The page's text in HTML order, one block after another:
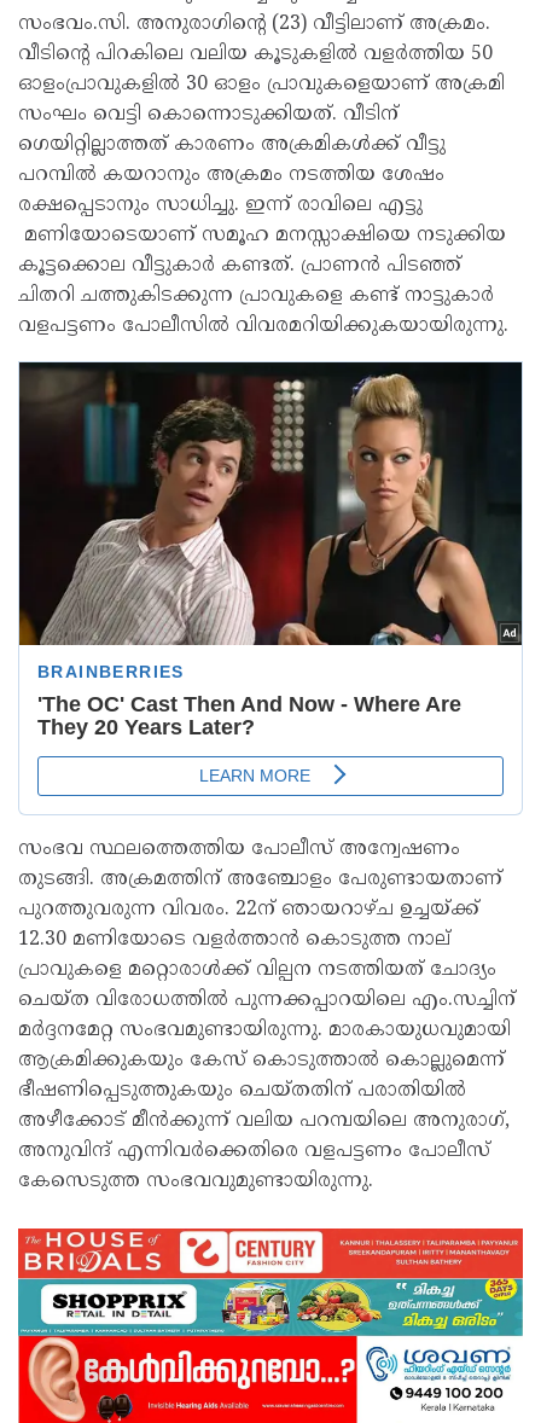
സംഭവം.സി. അനുരാഗിൻ്റെ (23) വീട്ടിലാണ് അക്രമം.
വീടിൻ്റെ പിറകിലെ വലിയ കൂടുകളിൽ വളർത്തിയ 50
ഓളംപ്രാവുകളിൽ 30 ഓളം പ്രാവുകളെയാണ് അക്രമി
സംഘം വെട്ടി കൊന്നൊടുക്കിയത്. വീടിന്
ഗെയിറ്റില്ലാത്തത് കാരണം അക്രമികൾക്ക് വീട്ടു
പറമ്പിൽ കയറാനും അക്രമം നടത്തിയ ശേഷം
രക്ഷപ്പെടാനും സാധിച്ചു. ഇന്ന് രാവിലെ എട്ടു
മണിയോടെയാണ് സമൂഹ മനസ്സാക്ഷിയെ നടുക്കിയ
കൂട്ടക്കൊല വീട്ടുകാർ കണ്ടത്. പ്രാണൻ പിടഞ്ഞ്
ചിതറി ചത്തുകിടക്കുന്ന പ്രാവുകളെ കണ്ട് നാട്ടുകാർ
വളപട്ടണം പോലീസിൽ വിവരമറിയിക്കുകയായിരുന്നു.
സംഭവ സ്ഥലത്തെത്തിയ പോലീസ് അന്വേഷണം
തുടങ്ങി. അക്രമത്തിന് അഞ്ചോളം പേരുണ്ടായതാണ്
പുറത്തുവരുന്ന വിവരം. 22ന് ഞായറാഴ്ച ഉച്ചയ്ക്ക്
12.30 മണിയോടെ വളർത്താൻ കൊടുത്ത നാല്
പ്രാവുകളെ മറ്റൊരാൾക്ക് വില്പന നടത്തിയത് ചോദ്യം
ചെയ്ത വിരോധത്തിൽ പുന്നക്കപ്പാറയിലെ എം.സച്ചിന്
മർദ്ദനമേറ്റ സംഭവമുണ്ടായിരുന്നു. മാരകായുധവുമായി
ആക്രമിക്കുകയും കേസ് കൊടുത്താൽ കൊല്ലുമെന്ന്
ഭീഷണിപ്പെടുത്തുകയും ചെയ്തതിന് പരാതിയിൽ
അഴീക്കോട് മീൻക്കുന്ന് വലിയ പറമ്പയിലെ അനുരാഗ്,
അനുവിന്ദ് എന്നിവർക്കെതിരെ വളപട്ടണം പോലീസ്
കേസെടുത്ത സംഭവവുമുണ്ടായിരുന്നു.